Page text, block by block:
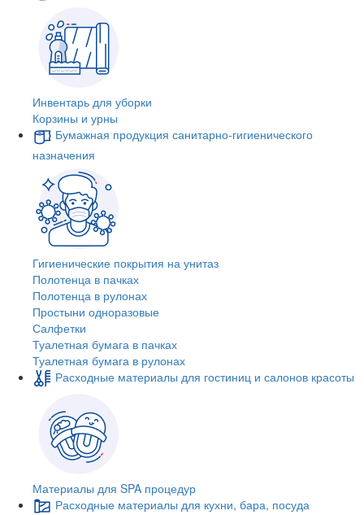
Инвентарь для уборки
Корзины и урны
Бумажная продукция санитарно-гигиенического
назначения
Гигиенические покрытия на унитаз
Полотенца в пачках
Полотенца в рулонах
Простыни одноразовые
Салфетки
Туалетная бумага в пачках
Туалетная бумага в рулонах
Расходные материалы для гостиниц и салонов красоты
Материалы для SPA процедур
Расходные материалы для кухни, бара, посуда